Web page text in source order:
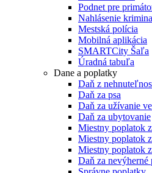
Podnet pre
Nahlásenie
Mestská polícia
Mobilná aplikácia
SMARTCity Šaľa
Úradná tabuľa
Dane a poplatky
Daň z
Daň za psa
Daň za užívanie
Daň za ubytovanie
Miestny poplatok
Miestny poplatok
Miestny poplatok
Daň za nevýherné